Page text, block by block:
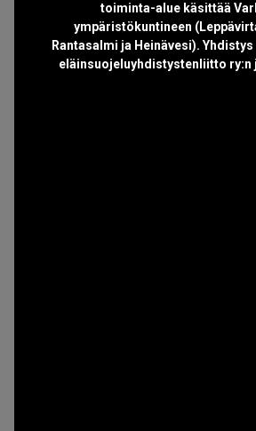
toiminta-alue käsittää
ympäristökuntineen
Rantasalmi ja Heinävesi). Yhdistys
eläinsuojeluyhdistystenliitto ry:n